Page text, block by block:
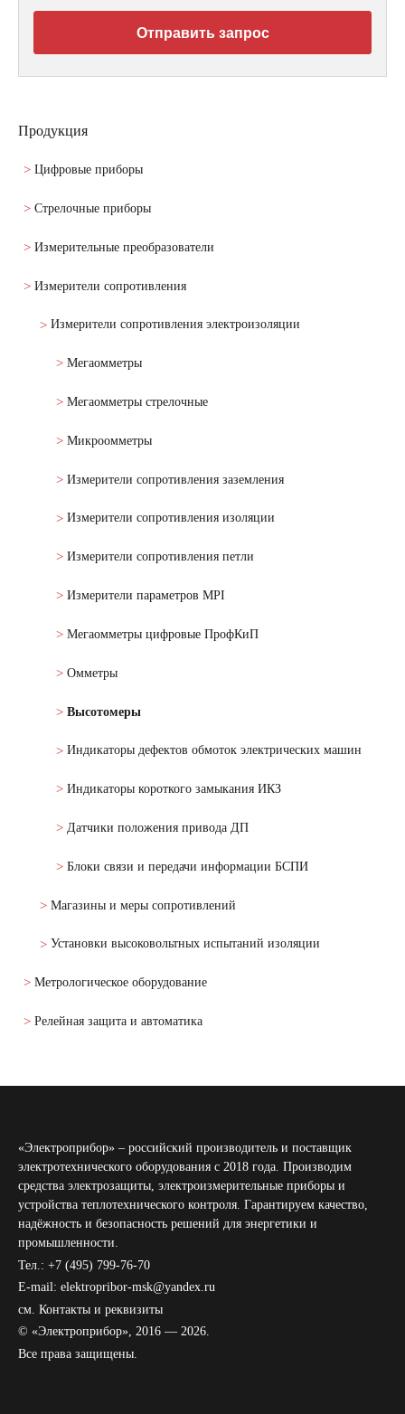
Отправить запрос
Продукция
Цифровые приборы
Стрелочные приборы
Измерительные преобразователи
Измерители сопротивления
Измерители сопротивления электроизоляции
Мегаомметры
Мегаомметры стрелочные
Микроомметры
Измерители сопротивления заземления
Измерители сопротивления изоляции
Измерители сопротивления петли
Измерители параметров MPI
Мегаомметры цифровые ПрофКиП
Омметры
Высотомеры
Индикаторы дефектов обмоток электрических машин
Индикаторы короткого замыкания ИКЗ
Датчики положения привода ДП
Блоки связи и передачи информации БСПИ
Магазины и меры сопротивлений
Установки высоковольтных испытаний изоляции
Метрологическое оборудование
Релейная защита и автоматика
«Электроприбор» – российский производитель и поставщик
электротехнического оборудования с 2018 года. Производим
средства электрозащиты, электроизмерительные приборы и
устройства теплотехнического контроля. Гарантируем качество,
надёжность и безопасность решений для энергетики и
промышленности.
Тел.: +7 (495) 799-76-70
E-mail: elektropribor-msk@yandex.ru
см. Контакты и реквизиты
© «Электроприбор», 2016 — 2026.
Все права защищены.